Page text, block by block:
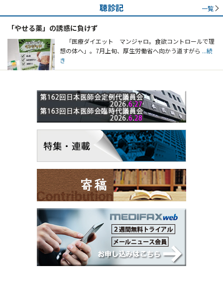
聴診記 一覧
「やせる薬」の誘惑に負けず
「医療ダイエット マンジャロ。食欲コントロールで理
想の体へ」。7月上旬、厚生労働省へ向かう道すがら ...続
き